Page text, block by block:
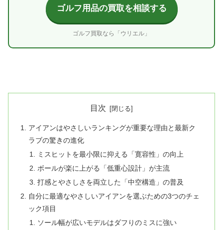
ゴルフ用品の買取を相談する
ゴルフ買取なら「ウリエル」
目次
アイアンはやさしいランキングが重要な理由と最新ク
ラブの驚きの進化
ミスヒットを最小限に抑える「寛容性」の向上
ボールが楽に上がる「低重心設計」が主流
打感とやさしさを両立した「中空構造」の普及
自分に最適なやさしいアイアンを選ぶための3つのチェ
ック項目
ソール幅が広いモデルはダフりのミスに強い